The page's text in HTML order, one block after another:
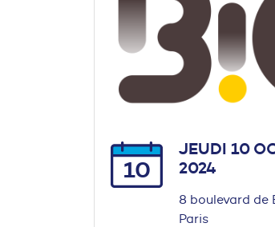
10
JEUDI 10
2024
8 boulevard de
Paris